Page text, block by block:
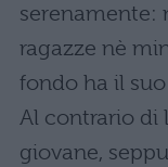
serenamente:
ragazze nè
fondo ha il
Al contrario di
giovane,